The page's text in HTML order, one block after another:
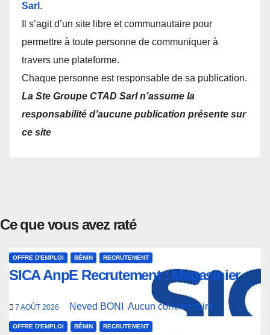
Sarl .
Il s’agit d’un site libre et communautaire pour
permettre à toute personne de communiquer à
travers une plateforme.
Chaque personne est responsable de sa publication.
La Ste Groupe CTAD Sarl n’assume la
responsabilité d’aucune publication présente sur
ce site
Ce que vous avez raté
OFFRE D'EMPLOI BÉNIN RECRUTEMENT
SICA AnpE Recrutement : Magasinier
7 AOÛT 2026 Neved BONI Aucun commentaire
OFFRE D'EMPLOI BÉNIN RECRUTEMENT